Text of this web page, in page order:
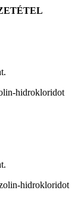
hidrokloridot
hidrokloridot